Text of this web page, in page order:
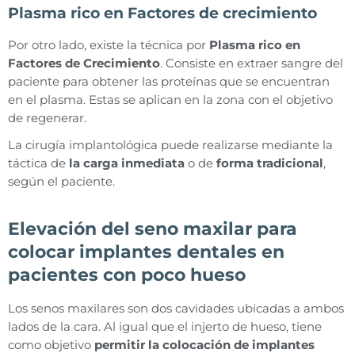
Plasma rico en Factores de crecimiento
Por otro lado, existe la técnica por Plasma rico en
Factores de Crecimiento. Consiste en extraer sangre del
paciente para obtener las proteínas que se encuentran
en el plasma. Estas se aplican en la zona con el objetivo
de regenerar.
La cirugía implantológica puede realizarse mediante la
táctica de la carga inmediata o de forma tradicional,
según el paciente.
Elevación del seno maxilar para
colocar implantes dentales en
pacientes con poco hueso
Los senos maxilares son dos cavidades ubicadas a ambos
lados de la cara. Al igual que el injerto de hueso, tiene
como objetivo permitir la colocación de implantes